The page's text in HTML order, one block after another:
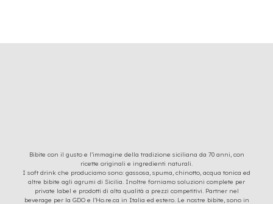
Bibite con il gusto e l’immagine della tradizione siciliana da 70 anni, con
ricette originali e ingredienti naturali.
I soft drink che produciamo sono: gassosa, spuma, chinotto, acqua tonica ed
altre bibite agli agrumi di Sicilia. Inoltre forniamo soluzioni complete per
private label e prodotti di alta qualità a prezzi competitivi. Partner nel
beverage per la GDO e l’Ho.re.ca in Italia ed estero. Le nostre bibite, sono in